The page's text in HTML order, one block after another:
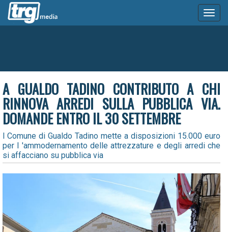
A GUALDO TADINO CONTRIBUTO A CHI
RINNOVA ARREDI SULLA PUBBLICA VIA.
DOMANDE ENTRO IL 30 SETTEMBRE
l Comune di Gualdo Tadino mette a disposizioni 15.000 euro
per l 'ammodernamento delle attrezzature e degli arredi che
si affacciano su pubblica via